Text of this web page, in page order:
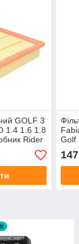
GOLF 3
1.4 1.6 1.8
Rider
Golf
147